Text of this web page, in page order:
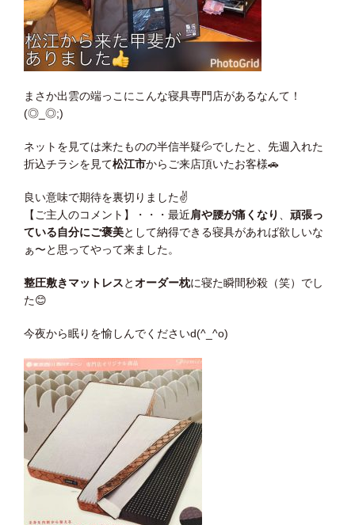
まさか出雲の端っこにこんな寝具専門店があるなんて！
(◎_◎;)
ネットを見ては来たものの半信半疑💦でしたと、先週入れた
折込チラシを見て松江市からご来店頂いたお客様🚗
良い意味で期待を裏切りました✌
【ご主人のコメント】・・・最近肩や腰が痛くなり
頑張っ
ている自分にご褒美として納得できる寝具があれば欲しいな
ぁ〜と思ってやって来ました。
整圧敷きマットレスとオーダー枕に寝た瞬間秒殺（笑）でし
た😊
今夜から眠りを愉しんでくださいd(^_^o)